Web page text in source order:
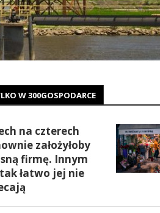
W 300GOSPODARCE
na czterech
założyłoby
firmę. Innym
łatwo jej nie